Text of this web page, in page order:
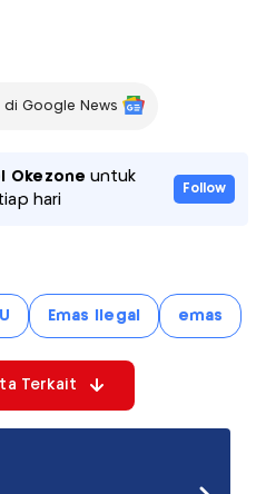
di Google News
Okezone untuk
hari
Follow
Emas Ilegal emas
Terkait